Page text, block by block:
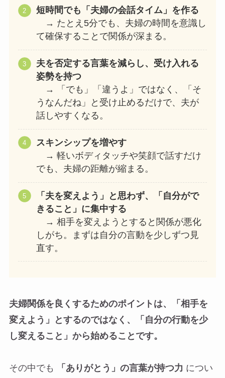
短時間でも「夫婦の会話タイム」を作る
→ たとえ5分でも、夫婦の時間を意識し
て確保することで関係が深まる。
夫を否定する言葉を減らし、受け入れる
姿勢を持つ
→ 「でも」「違うよ」ではなく、「そ
うなんだね」と受け止めるだけで、夫が
話しやすくなる。
スキンシップを増やす
→ 軽いボディタッチや笑顔で話すだけ
でも、夫婦の距離が縮まる。
「夫を変えよう」と思わず、「自分がで
きること」に集中する
→ 相手を変えようとすると関係が悪化
しがち。まずは自分の言動を少しずつ見
直す。
夫婦関係を良くするためのポイントは、「相手を
変えよう」とするのではなく、「自分の行動を少
し変えること」から始めることです。
その中でも 「ありがとう」の言葉が持つ力 につい